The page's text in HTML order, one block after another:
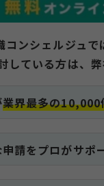
コンシェルジュで
している方は、
業界最多の10,000
請をプロがサポ